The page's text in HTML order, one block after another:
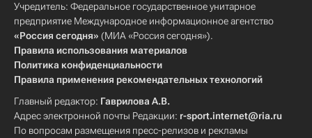
Учредитель: Федеральное государственное унитарное
предприятие Международное информационное агентство
«Россия сегодня» (МИА «Россия сегодня»).
Правила использования материалов
Политика конфиденциальности
Правила применения рекомендательных технологий
Главный редактор: Гаврилова А.В.
Адрес электронной почты Редакции: r-sport.internet@ria.ru
По вопросам размещения пресс-релизов и рекламы